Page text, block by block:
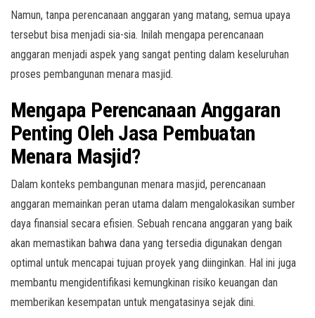
Namun, tanpa perencanaan anggaran yang matang, semua upaya
tersebut bisa menjadi sia-sia. Inilah mengapa perencanaan
anggaran menjadi aspek yang sangat penting dalam keseluruhan
proses pembangunan menara masjid.
Mengapa Perencanaan Anggaran
Penting Oleh Jasa Pembuatan
Menara Masjid?
Dalam konteks pembangunan menara masjid, perencanaan
anggaran memainkan peran utama dalam mengalokasikan sumber
daya finansial secara efisien. Sebuah rencana anggaran yang baik
akan memastikan bahwa dana yang tersedia digunakan dengan
optimal untuk mencapai tujuan proyek yang diinginkan. Hal ini juga
membantu mengidentifikasi kemungkinan risiko keuangan dan
memberikan kesempatan untuk mengatasinya sejak dini.